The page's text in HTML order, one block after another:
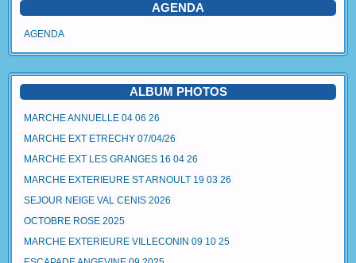
AGENDA
AGENDA
ALBUM PHOTOS
MARCHE ANNUELLE 04 06 26
MARCHE EXT ETRECHY 07/04/26
MARCHE EXT LES GRANGES 16 04 26
MARCHE EXTERIEURE ST ARNOULT 19 03 26
SEJOUR NEIGE VAL CENIS 2026
OCTOBRE ROSE 2025
MARCHE EXTERIEURE VILLECONIN 09 10 25